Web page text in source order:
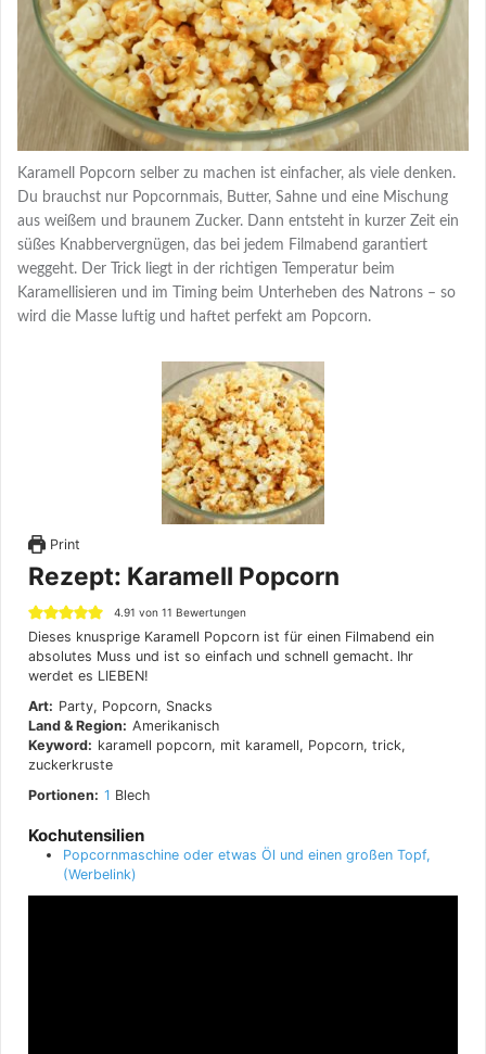
Karamell Popcorn selber zu machen ist einfacher, als viele denken.
Du brauchst nur Popcornmais, Butter, Sahne und eine Mischung
aus weißem und braunem Zucker. Dann entsteht in kurzer Zeit ein
süßes Knabbervergnügen, das bei jedem Filmabend garantiert
weggeht. Der Trick liegt in der richtigen Temperatur beim
Karamellisieren und im Timing beim Unterheben des Natrons – so
wird die Masse luftig und haftet perfekt am Popcorn.
Print
Rezept: Karamell Popcorn
4.91 von11 Bewertungen
Dieses knusprige Karamell Popcorn ist für einen Filmabend ein
absolutes Muss und ist so einfach und schnell gemacht. Ihr
werdet es LIEBEN!
Art: Party, Popcorn, Snacks
Land & Region: Amerikanisch
Keyword: karamell popcorn, mit karamell, Popcorn, trick,
zuckerkruste
Portionen: 1 Blech
Kochutensilien
Popcornmaschine oder etwas Öl und einen großen Topf,